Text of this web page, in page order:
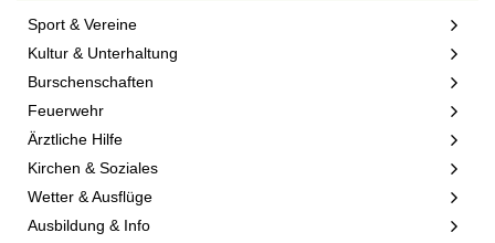
Sport & Vereine
Kultur & Unterhaltung
Burschenschaften
Feuerwehr
Ärztliche Hilfe
Kirchen & Soziales
Wetter & Ausflüge
Ausbildung & Info